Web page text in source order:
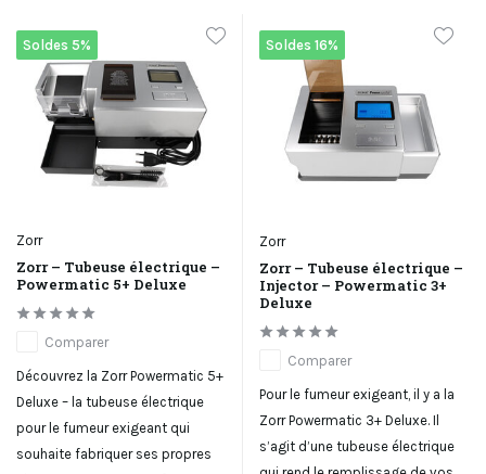
Soldes 5%
Zorr
Zorr – Tubeuse électrique –
Powermatic 5+ Deluxe
Comparer
Découvrez la Zorr Powermatic 5+
Deluxe – la tubeuse électrique
pour le fumeur exigeant qui
souhaite fabriquer ses propres
Soldes 16%
Zorr
Zorr – Tubeuse électrique –
Injector – Powermatic 3+
Deluxe
Comparer
Pour le fumeur exigeant, il y a la
Zorr Powermatic 3+ Deluxe. Il
s’agit d’une tubeuse électrique